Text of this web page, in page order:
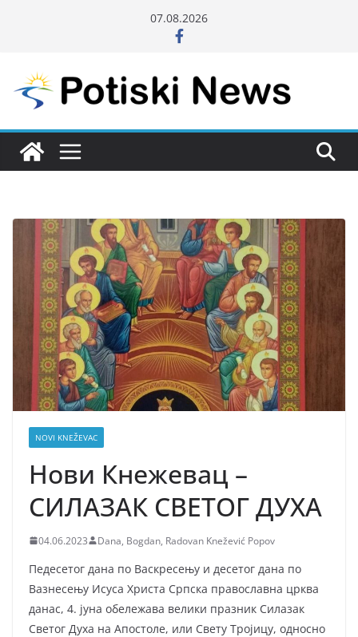
07.08.2026
NOVI KNEŽEVAC
Нови Кнежевац –
СИЛАЗАК СВЕТОГ ДУХА
04.06.2023 Dana, Bogdan, Radovan Knežević Popov
Педесетог дана по Васкресењу и десетог дана по
Вазнесењу Исуса Христа Српска православна црква
данас, 4. јуна обележава велики празник Силазак
Светог Духа на Апостоле, или Свету Тројицу, односно